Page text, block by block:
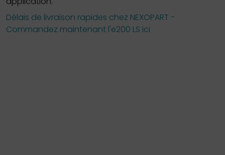
Délais de livraison rapides chez NEXOPART -
Commandez maintenant l'e200 LS ici